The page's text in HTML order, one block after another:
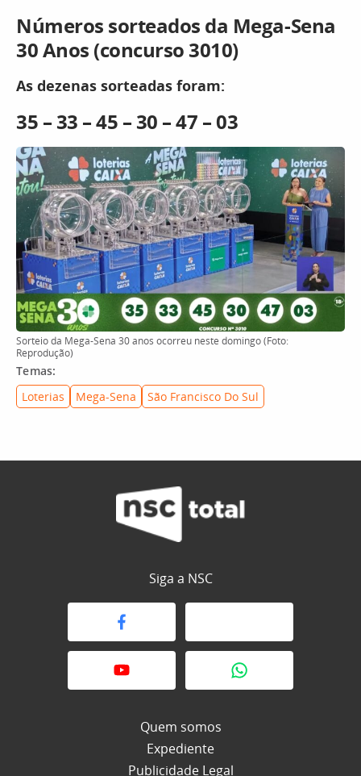
Números sorteados da Mega-Sena
30 Anos (concurso 3010)
As dezenas sorteadas foram:
35 – 33 – 45 – 30 – 47 – 03
Sorteio da Mega-Sena 30 anos ocorreu neste domingo (Foto:
Reprodução)
Temas:
Loterias
Mega-Sena São Francisco Do Sul
Siga a NSC
Quem somos
Expediente
Publicidade Legal